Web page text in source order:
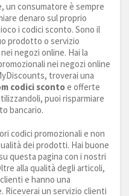
un consumatore è sempre
denaro sul proprio
i codici sconto. Sono il
prodotto o servizio
negozi online. Hai la
nei negozi online
troverai una
codici scontoe offerte
puoi risparmiare
bancario.
codici promozionali e non
dei prodotti. Hai buone
questa pagina con i nostri
alla qualità degli articoli,
e hanno una
Riceverai un servizio clienti